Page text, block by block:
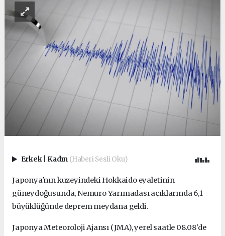
Erkek Kadın (Haberi Sesli Oku)
Japonya'nın kuzeyindeki Hokkaido eyaletinin
güneydoğusunda, Nemuro Yarımadası açıklarında 6,1
büyüklüğünde deprem meydana geldi.
Japonya Meteoroloji Ajansı (JMA), yerel saatle 08.08'de